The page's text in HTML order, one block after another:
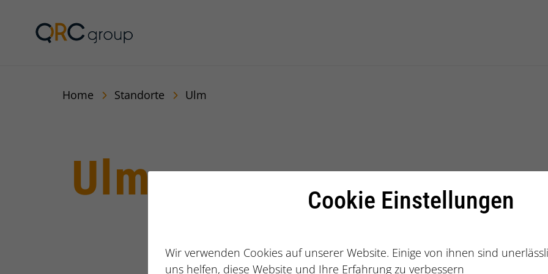
Home Standorte Ulm
Ulm Cookie Einstellungen
Wir verwenden Cookies auf unserer Website. Einige von ihnen sind
uns helfen, diese Website und Ihre Erfahrung zu verbessern